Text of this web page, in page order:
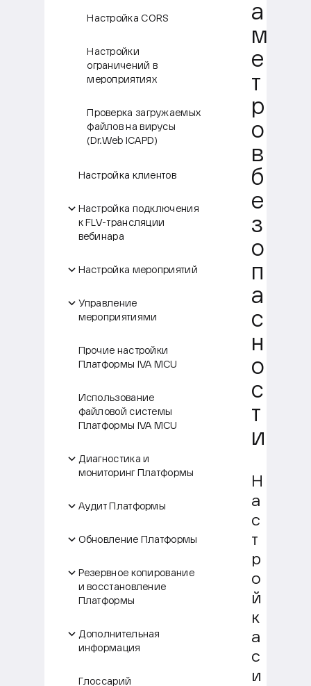
Настройка CORS
Настройки
ограничений в
мероприятиях
Проверка загружаемых
файлов на вирусы
(Dr.Web ICAPD)
Настройка клиентов
Настройка подключения
к FLV-трансляции
вебинара
Настройка мероприятий
Управление
мероприятиями
Прочие настройки
Платформы IVA MCU
Использование
файловой системы
Платформы IVA MCU
Диагностика и
мониторинг Платформы
Аудит Платформы
Обновление Платформы
Резервное копирование
и восстановление
Платформы
Дополнительная
информация
Глоссарий
а
м
е
т
р
о
в
б
е
з
о
п
а
с
н
о
с
т
и
Н
а
с
т
р
о
й
к
а
с
и